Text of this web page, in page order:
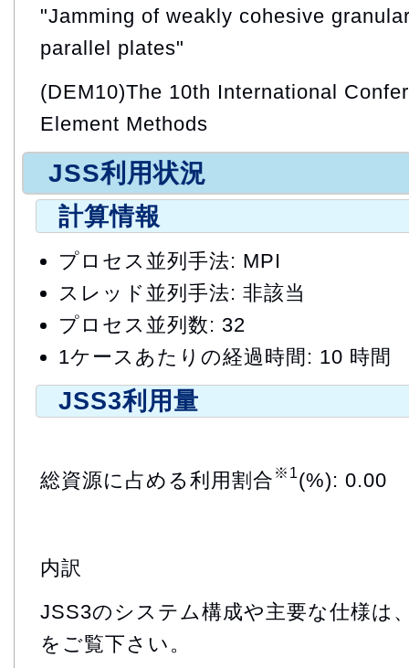
"Jamming of weakly cohesive
parallel plates"
(DEM10)The 10th International
Element Methods
JSS利用状況
計算情報
プロセス並列手法: MPI
スレッド並列手法: 非該当
プロセス並列数: 32
1ケースあたりの経過時間: 10 時間
JSS3利用量
総資源に占める利用割合 ※1(%): 0.00
内訳
JSS3のシステム構成や主要な仕様は
をご覧下さい。